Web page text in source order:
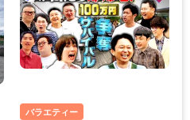
バラエティー